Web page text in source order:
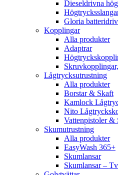
Dieseldrivna
Gloria
Kopplingar
Alla produkter
Adaptrar
Lågtrycksutrustning
Alla produkter
Borstar & Skaft
Kamlock
Nito
Vattenpistoler &
Skumutrustning
Alla produkter
EasyWash 365+
Skumlansar
Skumlansar –